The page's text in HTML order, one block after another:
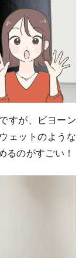
すが、ビヨーン
ェットのような
るのがすごい！